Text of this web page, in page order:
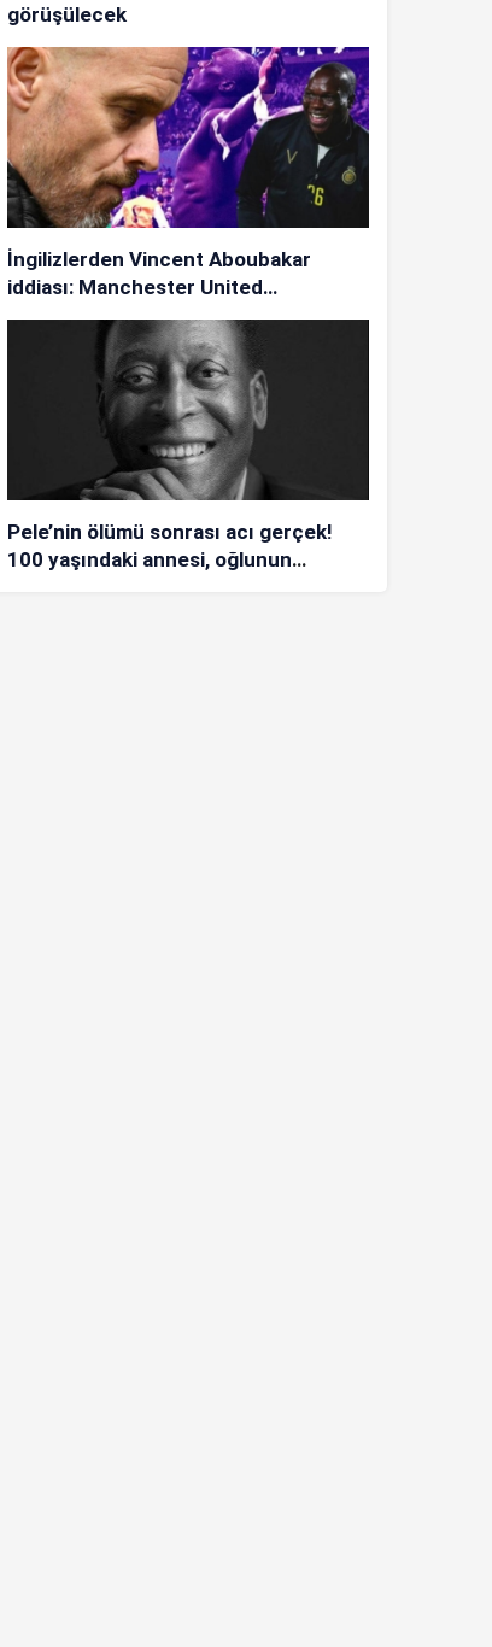
görüşülecek
İngilizlerden Vincent Aboubakar
iddiası: Manchester United…
Pele’nin ölümü sonrası acı gerçek!
100 yaşındaki annesi, oğlunun